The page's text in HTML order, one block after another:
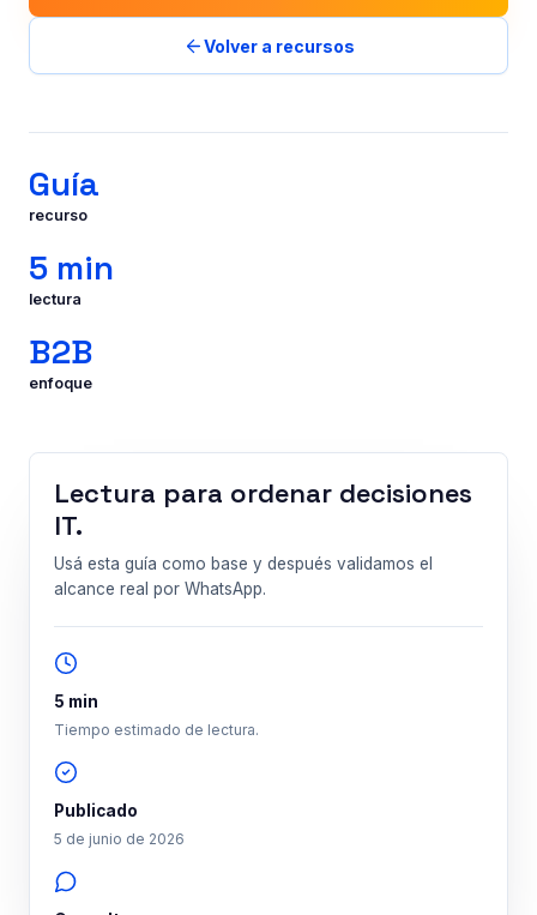
Volver a recursos
Guía
recurso
5 min
lectura
B2B
enfoque
Guía
Lectura para ordenar decisiones
IT.
Usá esta guía como base y después validamos el
alcance real por WhatsApp.
5 min
Tiempo estimado de lectura.
Publicado
5 de junio de 2026